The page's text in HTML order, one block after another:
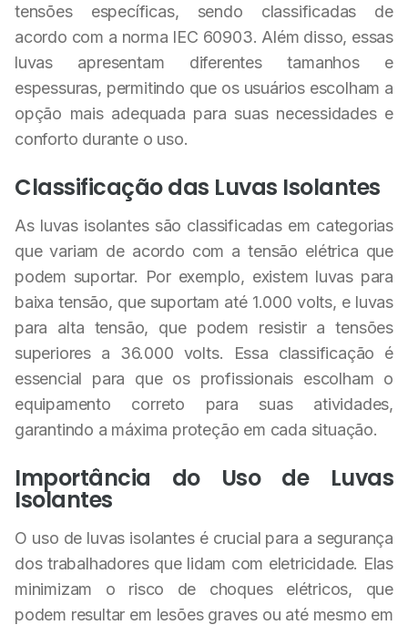
tensões específicas, sendo classificadas de
acordo com a norma IEC 60903. Além disso, essas
luvas apresentam diferentes tamanhos e
espessuras, permitindo que os usuários escolham a
opção mais adequada para suas necessidades e
conforto durante o uso.
Classificação das Luvas Isolantes
As luvas isolantes são classificadas em categorias
que variam de acordo com a tensão elétrica que
podem suportar. Por exemplo, existem luvas para
baixa tensão, que suportam até 1.000 volts, e luvas
para alta tensão, que podem resistir a tensões
superiores a 36.000 volts. Essa classificação é
essencial para que os profissionais escolham o
equipamento correto para suas atividades,
garantindo a máxima proteção em cada situação.
Importância do Uso de Luvas
Isolantes
O uso de luvas isolantes é crucial para a segurança
dos trabalhadores que lidam com eletricidade. Elas
minimizam o risco de choques elétricos, que
podem resultar em lesões graves ou até mesmo em